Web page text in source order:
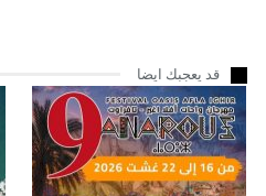
قد يعجبك ايضا